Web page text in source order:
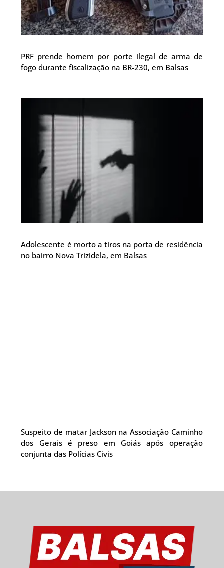
PRF prende homem por porte ilegal de arma de
fogo durante fiscalização na BR-230, em Balsas
Adolescente é morto a tiros na porta de residência
no bairro Nova Trizidela, em Balsas
Suspeito de matar Jackson na Associação Caminho
dos Gerais é preso em Goiás após operação
conjunta das Polícias Civis